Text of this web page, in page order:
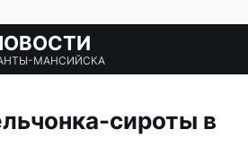
МАНСИЙСКА
сироты в